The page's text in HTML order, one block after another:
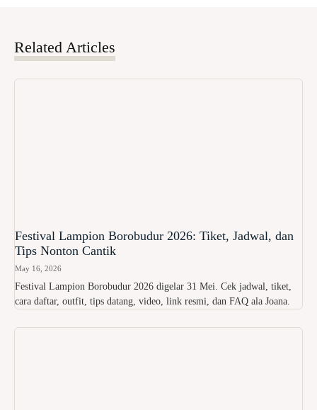
Related Articles
Festival Lampion Borobudur 2026: Tiket, Jadwal, dan
Tips Nonton Cantik
May 16, 2026
Festival Lampion Borobudur 2026 digelar 31 Mei. Cek jadwal, tiket,
cara daftar, outfit, tips datang, video, link resmi, dan FAQ ala Joana.